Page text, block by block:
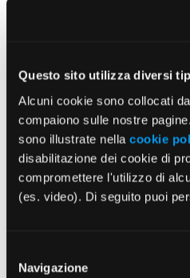
Questo sito utilizza diversi
Alcuni cookie sono collocati
compaiono sulle nostre
sono illustrate nella cookie
disabilitazione dei cookie di
compromettere l'utilizzo di
(es. video). Di seguito puoi
delNavigazione
Enpam:
17/07/2026